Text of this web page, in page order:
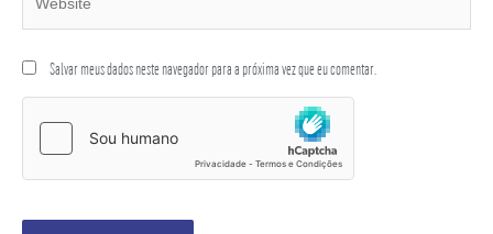
Salvar meus dados neste navegador para a próxima vez que eu comentar.